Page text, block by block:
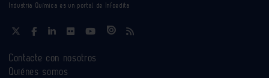
Industria Química es un portal de Infoedita
Contacte con nosotros
Quiénes somos